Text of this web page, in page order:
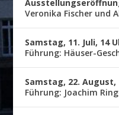
Veronika Fischer und
Samstag, 11. Juli, 14
Führung: Häuser-
Samstag, 22. August,
Führung: Joachim